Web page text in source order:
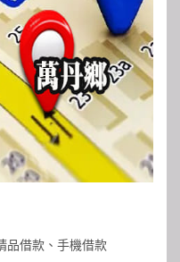
品借款、手機借款